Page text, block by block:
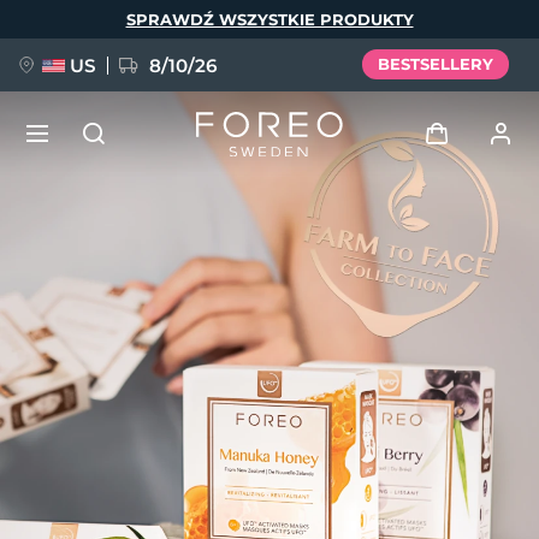
SPRAWDŹ WSZYSTKIE PRODUKTY
US 8/10/26 BESTSELLERY
Zaloguj
Profil użytkownika
Moje urządzenia
Moje zamówienia
Moje adresy
Moje subskrypcje
FAQ™ Pure Beauty-Tech Elixir
BREAKING NEWS
issa™ Teeth Whitening Set
English Deutsch
Español
Français
Italiano
Português
Polski
Svenska
Русский
简体中文 繁體中文